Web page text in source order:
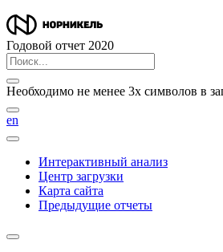
Годовой отчет 2020
Необходимо не менее 3х символов в
en
Интерактивный анализ
Центр загрузки
Карта сайта
Предыдущие отчеты